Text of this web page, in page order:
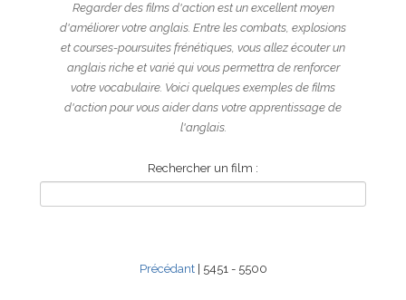
Regarder des films d'action est un excellent moyen
d'améliorer votre anglais. Entre les combats, explosions
et courses-poursuites frénétiques, vous allez écouter un
anglais riche et varié qui vous permettra de renforcer
votre vocabulaire. Voici quelques exemples de films
d'action pour vous aider dans votre apprentissage de
l'anglais.
Rechercher un film :
Précédant| 5451 - 5500